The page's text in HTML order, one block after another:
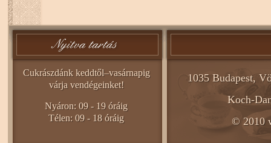
Cukrászdánk keddtől–vasárnapig
várja vendégeinket!
Nyáron: 09 - 19 óráig
Télen: 09 - 18 óráig
1035 Budapest,
Koch-
© 2010